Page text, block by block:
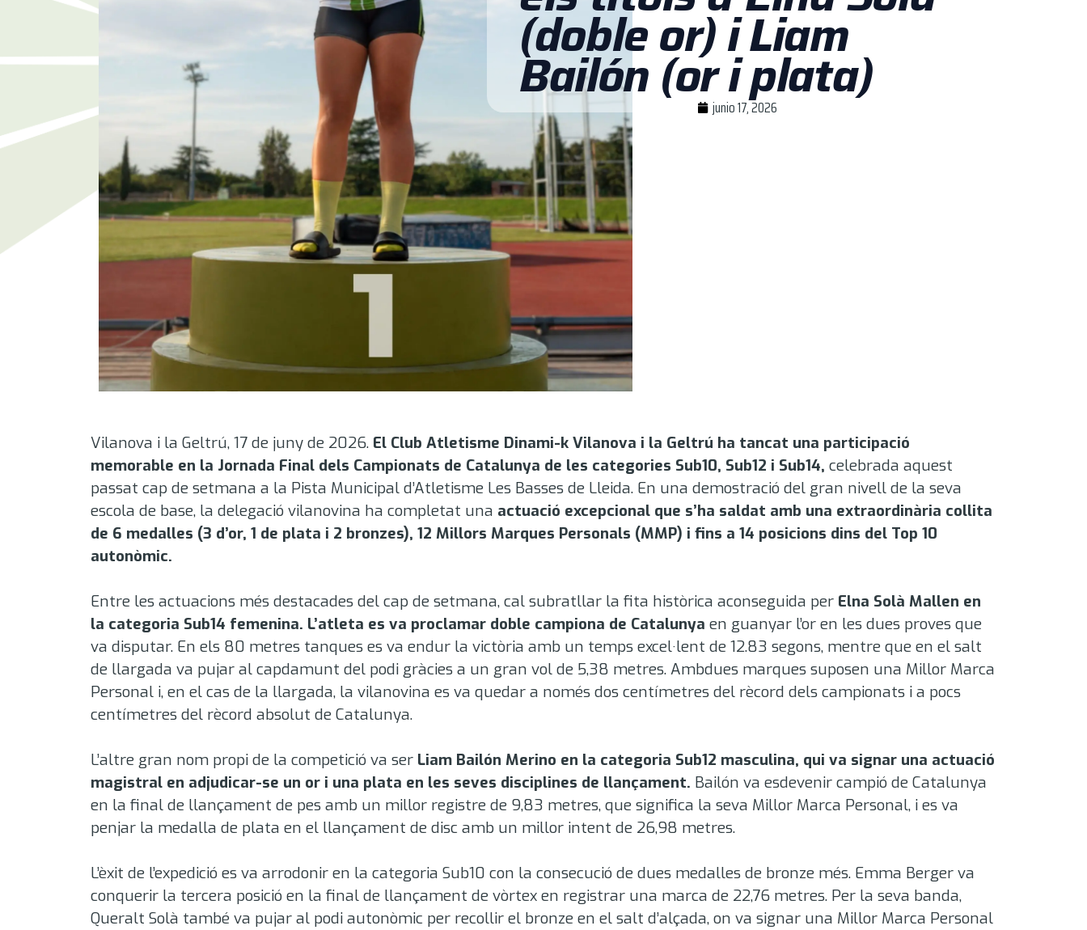
(doble or) i Liam
Bailón (or i plata)
junio 17, 2026
Vilanova i la Geltrú, 17 de juny de 2026. El Club Atletisme Dinami-k Vilanova i la Geltrú ha tancat una participació
memorable en la Jornada Final dels Campionats de Catalunya de les categories Sub10, Sub12 i Sub14, celebrada aquest
passat cap de setmana a la Pista Municipal d’Atletisme Les Basses de Lleida. En una demostració del gran nivell de la seva
escola de base, la delegació vilanovina ha completat una actuació excepcional que s’ha saldat amb una extraordinària collita
de 6 medalles (3 d’or, 1 de plata i 2 bronzes), 12 Millors Marques Personals (MMP) i fins a 14 posicions dins del Top 10
autonòmic.
Entre les actuacions més destacades del cap de setmana, cal subratllar la fita històrica aconseguida per Elna Solà Mallen en
la categoria Sub14 femenina. L’atleta es va proclamar doble campiona de Catalunya en guanyar l’or en les dues proves que
va disputar. En els 80 metres tanques es va endur la victòria amb un temps excel·lent de 12.83 segons, mentre que en el salt
de llargada va pujar al capdamunt del podi gràcies a un gran vol de 5,38 metres. Ambdues marques suposen una Millor Marca
Personal i, en el cas de la llargada, la vilanovina es va quedar a només dos centímetres del rècord dels campionats i a pocs
centímetres del rècord absolut de Catalunya.
L’altre gran nom propi de la competició va ser Liam Bailón Merino en la categoria Sub12 masculina, qui va signar una actuació
magistral en adjudicar-se un or i una plata en les seves disciplines de llançament. Bailón va esdevenir campió de Catalunya
en la final de llançament de pes amb un millor registre de 9,83 metres, que significa la seva Millor Marca Personal, i es va
penjar la medalla de plata en el llançament de disc amb un millor intent de 26,98 metres.
L’èxit de l’expedició es va arrodonir en la categoria Sub10 con la consecució de dues medalles de bronze més. Emma Berger va
conquerir la tercera posició en la final de llançament de vòrtex en registrar una marca de 22,76 metres. Per la seva banda,
Queralt Solà també va pujar al podi autonòmic per recollir el bronze en el salt d’alçada, on va signar una Millor Marca Personal